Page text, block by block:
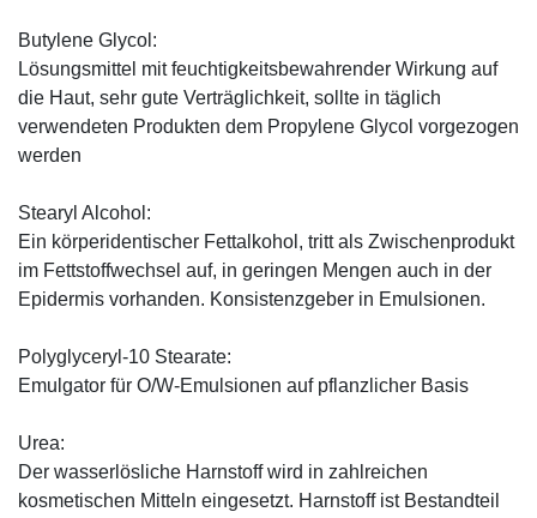
Butylene Glycol:
Lösungsmittel mit feuchtigkeitsbewahrender Wirkung auf
die Haut, sehr gute Verträglichkeit, sollte in täglich
verwendeten Produkten dem Propylene Glycol vorgezogen
werden
Stearyl Alcohol:
Ein körperidentischer Fettalkohol, tritt als Zwischenprodukt
im Fettstoffwechsel auf, in geringen Mengen auch in der
Epidermis vorhanden. Konsistenzgeber in Emulsionen.
Polyglyceryl-10 Stearate:
Emulgator für O/W-Emulsionen auf pflanzlicher Basis
Urea:
Der wasserlösliche Harnstoff wird in zahlreichen
kosmetischen Mitteln eingesetzt. Harnstoff ist Bestandteil